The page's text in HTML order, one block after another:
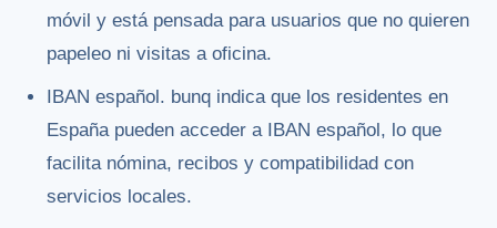
móvil y está pensada para usuarios que no quieren
papeleo ni visitas a oficina.
IBAN español. bunq indica que los residentes en
España pueden acceder a IBAN español, lo que
facilita nómina, recibos y compatibilidad con
servicios locales.